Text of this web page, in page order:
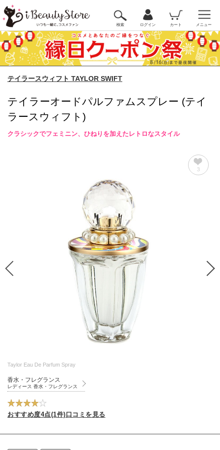
検索 ログイン カート メニュー
テイラースウィフト TAYLOR SWIFT
テイラーオードパルファムスプレー (テイ
ラースウィフト)
クラシックでフェミニン、ひねりを加えたレトロなスタイル
3
Taylor Eau De Parfum Spray
香水・フレグランス
レディース 香水・フレグランス
おすすめ度4点(1件)口コミを見る